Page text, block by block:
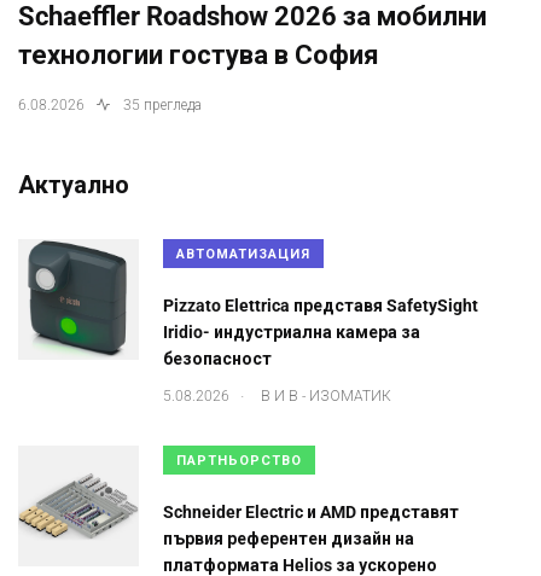
Schaeffler Roadshow 2026 за мобилни
технологии гостува в София
6.08.2026 35 прегледа
Актуално
АВТОМАТИЗАЦИЯ
Pizzato Elettrica представя SafetySight
Iridio- индустриална камера за
безопасност
5.08.2026 . В И В - ИЗОМАТИК
ПАРТНЬОРСТВО
Schneider Electric и AMD представят
първия референтен дизайн на
платформата Helios за ускорено